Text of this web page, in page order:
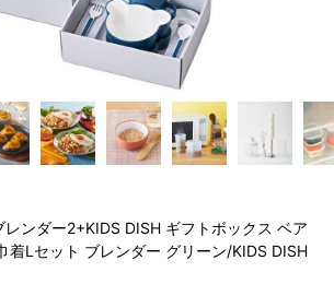
ンダー2+KIDS DISH ギフトボックス ベア
着Lセット ブレンダー グリーン/KIDS DISH